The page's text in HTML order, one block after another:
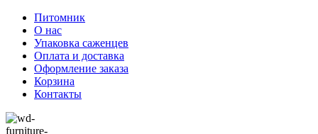
Питомник
О нас
Упаковка саженцев
Оплата и доставка
Оформление заказа
Корзина
Контакты